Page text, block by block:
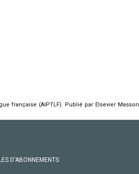
française (AIPTLF). Publié par Elsevier Masson
D'ABONNEMENTS